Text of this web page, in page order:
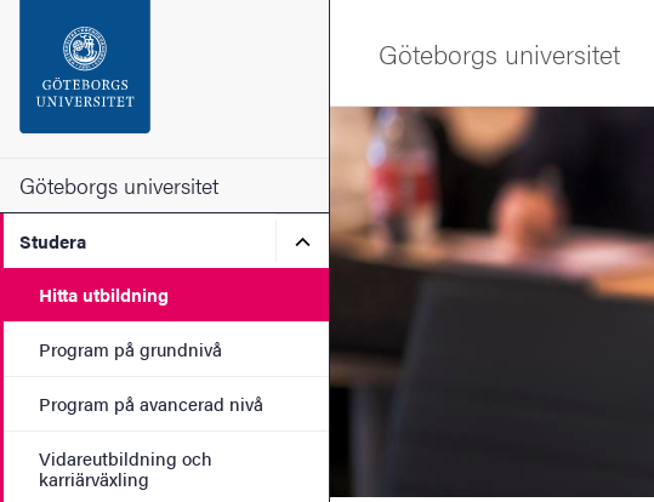
Sidfoten
Om webbplatsen
Göteborgs universitet
Studera Undermeny för Studera
Hitta utbildning
Program på grundnivå
Program på avancerad nivå
Vidareutbildning och
karriärväxling
Göteborgs universitet
Bild